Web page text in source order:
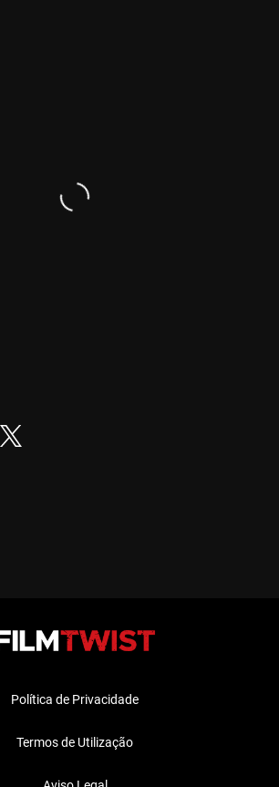
Política de Privacidade
Termos de Utilização